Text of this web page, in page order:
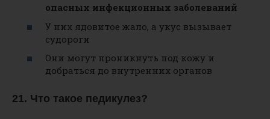
опасных инфекционных заболеваний
У них ядовитое жало, а укус вызывает
судороги
Они могут проникнуть под кожу и
добраться до внутренних органов
21. Что такое педикулез?